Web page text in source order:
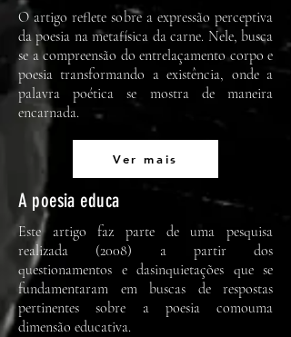
O artigo reflete sobre a expressão perceptiva
da poesia na metafísica da carne. Nele, busca
se a compreensão do entrelaçamento corpo e
poesia transformando a existência, onde a
palavra poética se mostra de maneira
encarnada.
Ver mais
A poesia educa
Este artigo faz parte de uma pesquisa
realizada (2008) a partir dos
questionamentos e dasinquietações que se
fundamentaram em buscas de respostas
pertinentes sobre a poesia comouma
dimensão educativa.